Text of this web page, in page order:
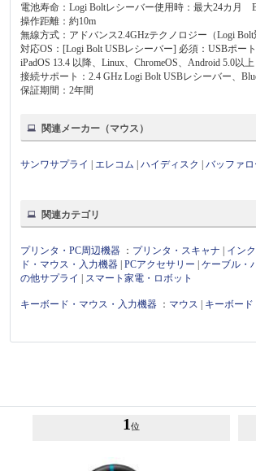
電池寿命：Logi Boltレシーバー使用時：最大24カ月
操作距離：約10m
無線方式：アドバンス2.4GHzテクノロジー（Logi Bolt
対応OS：[Logi Bolt USBレシーバー] 必須：USBポー
iPadOS 13.4 以降、Linux、ChromeOS、Android 5.0以上
接続サポート：2.4 GHz Logi Bolt USBレシーバー、
保証期間：2年間
関連メーカー（マウス）
サンワサプライ エレコム |ハイディスク |バッファロ
関連カテゴリ
プリンタ・PC周辺機器 ： プリンタ・スキャナ イン
ド・マウス・入力機器 |PCアクセサリー |ケーブル・
の他サプライ
スマート家電・ロボット
キーボード・マウス・入力機器 ： マウス キーボード
1 位